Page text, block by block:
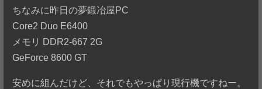
ちなみに昨日の夢鍛冶屋PC
Core2 Duo E6400
メモリ DDR2-667 2G
GeForce 8600 GT
安めに組んだけど、それでもやっぱり現行機ですねー。